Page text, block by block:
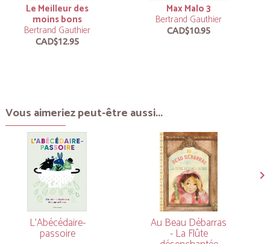
Le Meilleur des
moins bons
Bertrand Gauthier
CAD$12.95
Max Malo 3
Bertrand Gauthier
CAD$10.95
Vous aimeriez peut-être aussi...
L’Abécédaire-
passoire
Au Beau Débarras
- La Flûte